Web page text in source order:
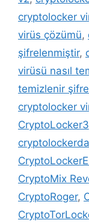
cryptolocker
virüs çözümü,
şifrelenmiştir,
virüsü nasıl
temizlenir
cryptolocker
CryptoLocker3
CryptoMix
CryptoRoger,